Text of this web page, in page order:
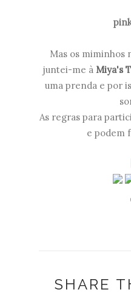
Mas os miminhos
juntei-me à Miya's
uma prenda e por
As regras para
e podem
SHARE